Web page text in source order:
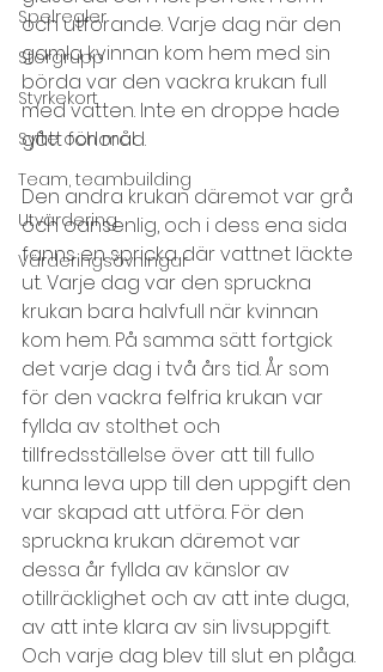
Spelregler
Storgrupp
Styrkekort
Syfte och mål
Team, teambuilding
Utvärdering
Värderingsövningar
och utförande. Varje dag när den
gamla kvinnan kom hem med sin
börda var den vackra krukan full
med vatten. Inte en droppe hade
gått förlorad.
Den andra krukan däremot var grå
och oansenlig, och i dess ena sida
fanns en spricka där vattnet läckte
ut. Varje dag var den spruckna
krukan bara halvfull när kvinnan
kom hem. På samma sätt fortgick
det varje dag i två års tid. År som
för den vackra felfria krukan var
fyllda av stolthet och
tillfredsställelse över att till fullo
kunna leva upp till den uppgift den
var skapad att utföra. För den
spruckna krukan däremot var
dessa år fyllda av känslor av
otillräcklighet och av att inte duga,
av att inte klara av sin livsuppgift.
Och varje dag blev till slut en plåga.